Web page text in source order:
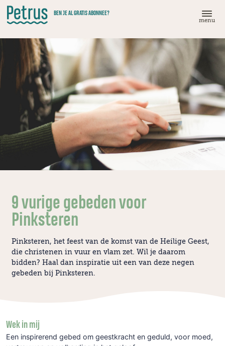
Doorgaan
naar
hoofdinhoud
BEN JE AL GRATIS ABONNEE?
menu
9 vurige gebeden voor
Pinksteren
Pinksteren, het feest van de komst van de Heilige Geest,
die christenen in vuur en vlam zet. Wil je daarom
bidden? Haal dan inspiratie uit een van deze negen
gebeden bij Pinksteren.
Wek in mij
Een inspirerend gebed om geestkracht en geduld, voor moed,